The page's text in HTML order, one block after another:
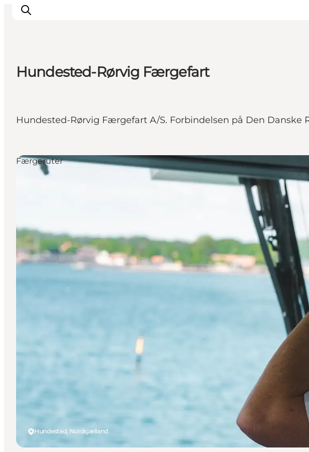
Spis & drik
CopenPay
Copenhagen Card
Hundested-Rørvig Færgefart
Hundested-Rørvig Færgefart A/S. Forbindelsen på Den
Hundested, Nordsjælland
Færgeruter